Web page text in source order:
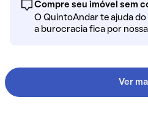
Compre seu imóvel sem
O QuintoAndar te ajuda
a burocracia fica por
Ver